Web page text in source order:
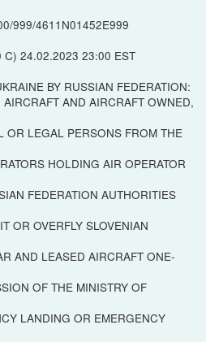
999/4611N01452E999
24.02.2023 23:00 EST
BY RUSSIAN FEDERATION:
AND AIRCRAFT OWNED,
OR LEGAL PERSONS FROM THE
HOLDING AIR OPERATOR
FEDERATION AUTHORITIES
OR OVERFLY SLOVENIAN
AND LEASED AIRCRAFT ONE-
OF THE MINISTRY OF
LANDING OR EMERGENCY